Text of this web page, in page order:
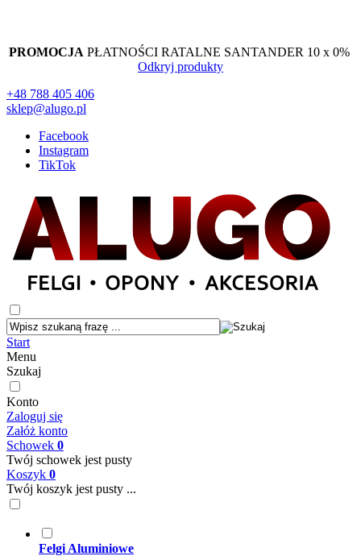
PROMOCJA PŁATNOŚCI RATALNE SANTANDER 10 x 0%
Odkryj produkty
+48 788 405 406
sklep@alugo.pl
Facebook
Instagram
TikTok
Start
Menu
Szukaj
Konto
Zaloguj się
Załóż konto
Schowek 0
Twój schowek jest pusty
Koszyk 0
Twój koszyk jest pusty ...
Felgi Aluminiowe